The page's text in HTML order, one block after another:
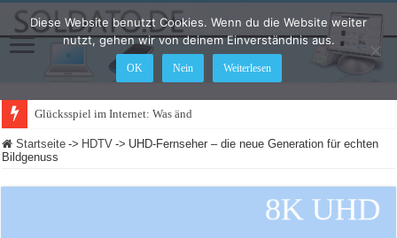
Glücksspiel im Internet: Was ändert sich 2021?
Startseite -> HDTV -> UHD-Fernseher – die neue Generation für echten
Bildgenuss
Diese Website benutzt Cookies. Wenn du die Website weiter
nutzt, gehen wir von deinem Einverständnis aus.
OK Nein Weiterlesen